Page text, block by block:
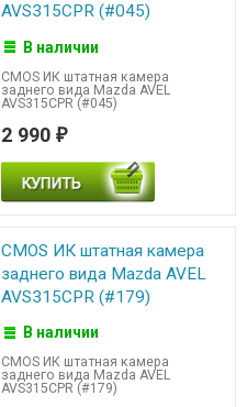
AVS315CPR (#045)
В наличии
CMOS ИК штатная камера
заднего вида Mazda AVEL
AVS315CPR (#045)
2 990 ₽
CMOS ИК штатная камера
заднего вида Mazda AVEL
AVS315CPR (#179)
В наличии
CMOS ИК штатная камера
заднего вида Mazda AVEL
AVS315CPR (#179)